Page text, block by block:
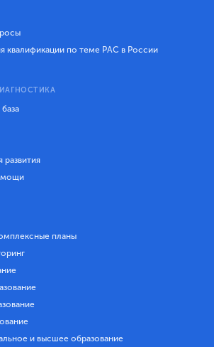
квалификации по теме РАС в России
планы
и высшее образование